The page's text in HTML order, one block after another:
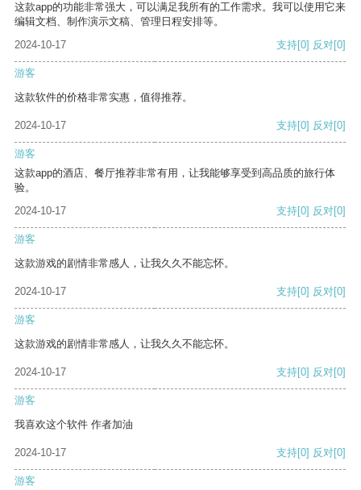
这款app的功能非常强大，可以满足我所有的工作需求。我可以使用它来
编辑文档、制作演示文稿、管理日程安排等。
2024-10-17
支持[0] 反对[0]
游客
这款软件的价格非常实惠，值得推荐。
2024-10-17 支持[0] 反对[0]
游客
这款app的酒店、餐厅推荐非常有用，让我能够享受到高品质的旅行体
验。
2024-10-17
支持[0] 反对[0]
游客
这款游戏的剧情非常感人，让我久久不能忘怀。
2024-10-17 支持[0] 反对[0]
游客
这款游戏的剧情非常感人，让我久久不能忘怀。
2024-10-17 支持[0] 反对[0]
游客
我喜欢这个软件 作者加油
2024-10-17 支持[0] 反对[0]
游客